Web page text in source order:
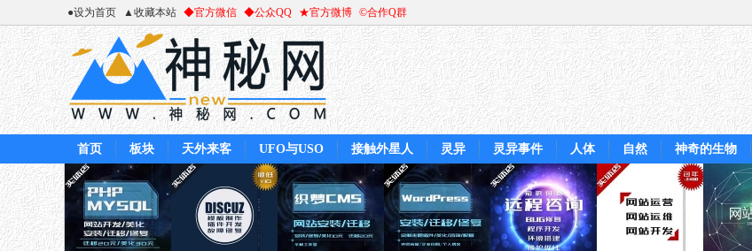
●设为首页 ▲收藏本站 ◆官方微信 ◆公众QQ ★官方微博 ©合作Q群
首页 板块 天外来客 UFO与USO 接触外星人 灵异 灵异事件 人体 自然 神奇的生物